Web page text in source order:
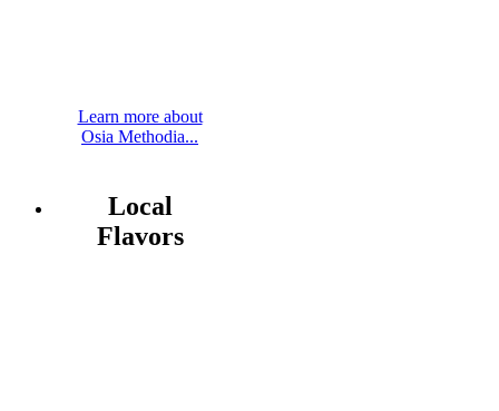
Learn more about
Osia Methodia...
Local
Flavors